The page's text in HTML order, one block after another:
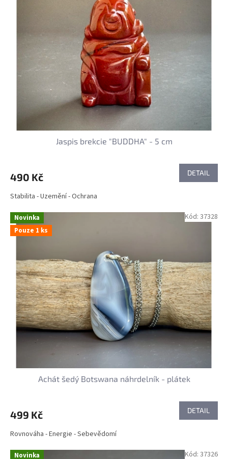
Jaspis brekcie "BUDDHA" - 5 cm
490 Kč DETAIL
Stabilita - Uzemění - Ochrana
Novinka
Pouze 1 ks
Achát šedý Botswana náhrdelník - plátek
499 Kč DETAIL
Rovnováha - Energie - Sebevědomí
Kód: 37328
Novinka
Kód: 37326